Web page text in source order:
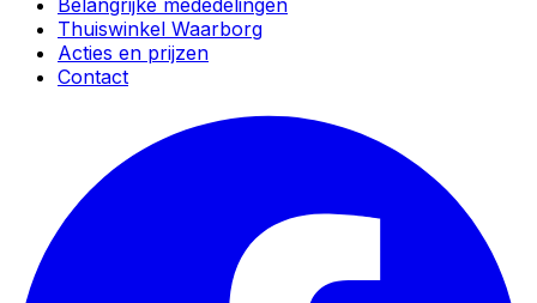
Thuiswinkel Waarborg
Acties en prijzen
Contact